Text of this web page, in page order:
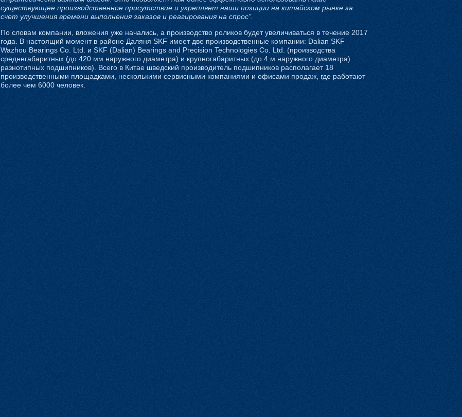
существующее производственное присутствие и укрепляет наши позиции на китайском рынке за
счет улучшения времени выполнения заказов и реагирования на спрос".
По словам компании, вложения уже начались, а производство роликов будет увеличиваться в течение 2017
года. В настоящий момент в районе Даляня SKF имеет две производственные компании: Dalian SKF
Wazhou Bearings Co. Ltd. и SKF (Dalian) Bearings and Precision Technologies Co. Ltd. (производства
среднегабаритных (до 420 мм наружного диаметра) и крупногабаритных (до 4 м наружного диаметра)
разнотипных подшипников). Всего в Китае шведский производитель подшипников располагает 18
производственными площадками, несколькими сервисными компаниями и офисами продаж, где работают
более чем 6000 человек.